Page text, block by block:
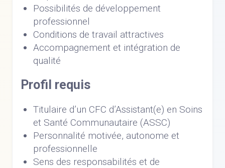
Possibilités de développement
professionnel
Conditions de travail attractives
Accompagnement et intégration de
qualité
Profil requis
Titulaire d’un CFC d’Assistant(e) en Soins
et Santé Communautaire (ASSC)
Personnalité motivée, autonome et
professionnelle
Sens des responsabilités et de